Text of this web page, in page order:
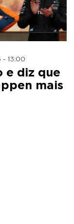
13:00
e diz que
mais